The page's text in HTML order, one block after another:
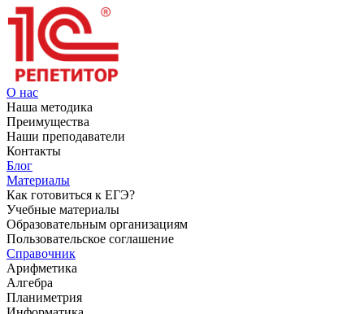
О нас
Наша методика
Преимущества
Наши преподаватели
Контакты
Блог
Материалы
Как готовиться к ЕГЭ?
Учебные материалы
Образовательным организациям
Пользовательское соглашение
Справочник
Арифметика
Алгебра
Планиметрия